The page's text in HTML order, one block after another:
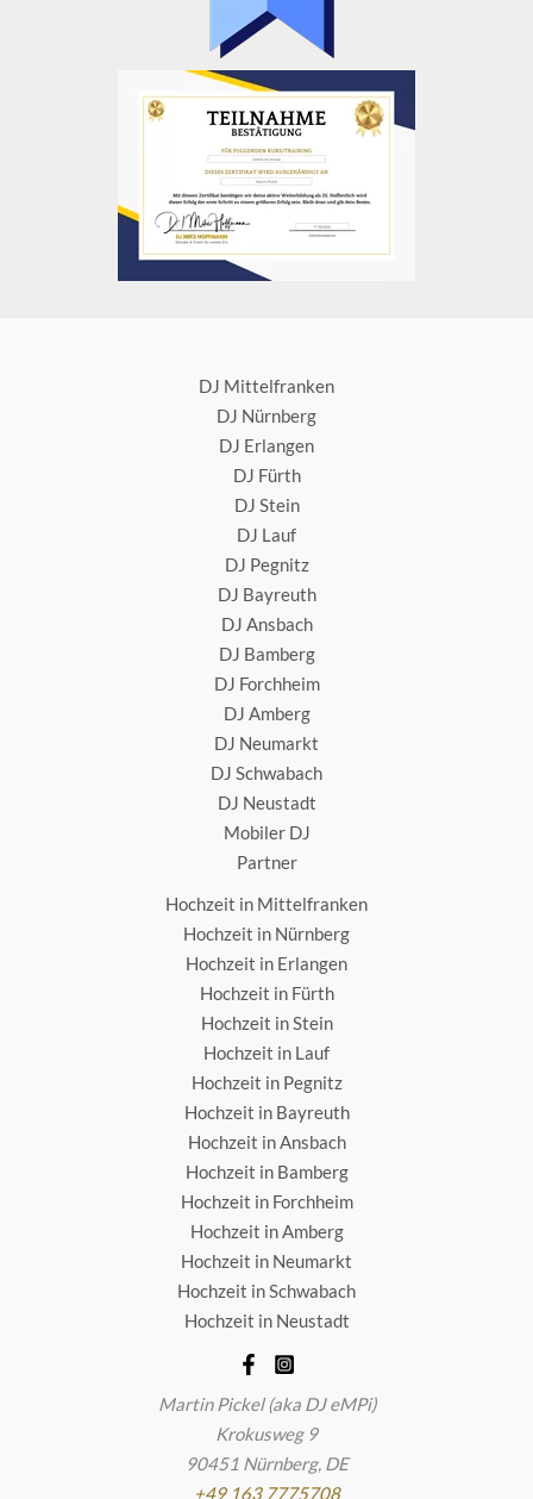
DJ Mittelfranken
DJ Nürnberg
DJ Erlangen
DJ Fürth
DJ Stein
DJ Lauf
DJ Pegnitz
DJ Bayreuth
DJ Ansbach
DJ Bamberg
DJ Forchheim
DJ Amberg
DJ Neumarkt
DJ Schwabach
DJ Neustadt
Mobiler DJ
Partner
Hochzeit in Mittelfranken
Hochzeit in Nürnberg
Hochzeit in Erlangen
Hochzeit in Fürth
Hochzeit in Stein
Hochzeit in Lauf
Hochzeit in Pegnitz
Hochzeit in Bayreuth
Hochzeit in Ansbach
Hochzeit in Bamberg
Hochzeit in Forchheim
Hochzeit in Amberg
Hochzeit in Neumarkt
Hochzeit in Schwabach
Hochzeit in Neustadt
Martin Pickel (aka DJ eMPi)
Krokusweg 9
90451 Nürnberg, DE
+49 163 7775708